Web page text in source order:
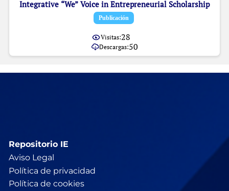
Integrative “We” Voice in Entrepreneurial Scholarship
Item type:
Publicación,
Visitas:28
Descargas:50
Repositorio IE
Aviso Legal
Política de privacidad
Política de cookies